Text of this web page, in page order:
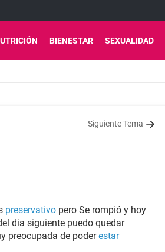
BIENESTAR SEXUALIDAD
Siguiente Tema
preservativo pero Se rompió y hoy
dia siguiente puedo quedar
preocupada de poderestar